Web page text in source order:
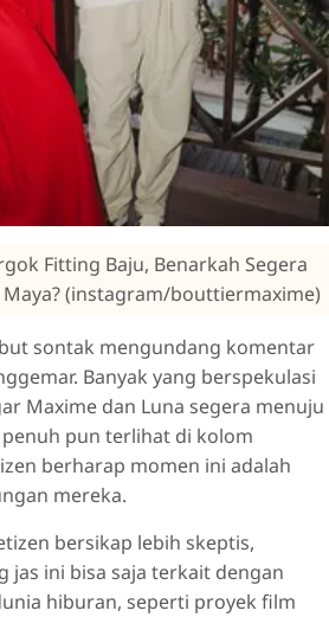
Fitting Baju, Benarkah Segera
(instagram/bouttiermaxime)
sontak mengundang komentar
Banyak yang berspekulasi
Maxime dan Luna segera menuju
pun terlihat di kolom
berharap momen ini adalah
mereka.
bersikap lebih skeptis,
jas ini bisa saja terkait dengan
hiburan, seperti proyek film